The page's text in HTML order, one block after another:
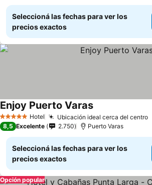
Seleccioná las fechas para ver los
precios exactos
5 Estrellas Hotel Ubicación ideal cerca del centro
Enjoy Puerto VarasVer precios
8,5 Excelente 2.750 Puerto Varas
Seleccioná las fechas para ver los
precios exactos
Opción popular